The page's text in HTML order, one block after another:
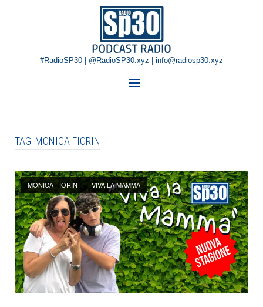
Home
#RadioSP30 | @RadioSP30.xyz | info@radiosp30.xyz
Menu
TAG: MONICA FIORIN
MONICA FIORIN VIVA LA MAMMA
Open post